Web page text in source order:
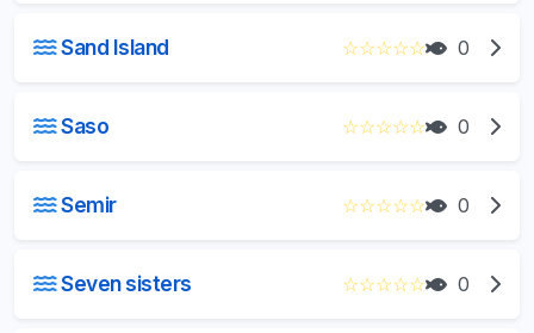
Sand Island ☆☆☆☆☆ 0
Saso ☆☆☆☆☆ 0
Semir ☆☆☆☆☆ 0
Seven sisters ☆☆☆☆☆ 0